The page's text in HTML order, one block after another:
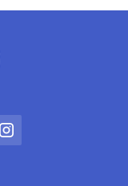
Abrir